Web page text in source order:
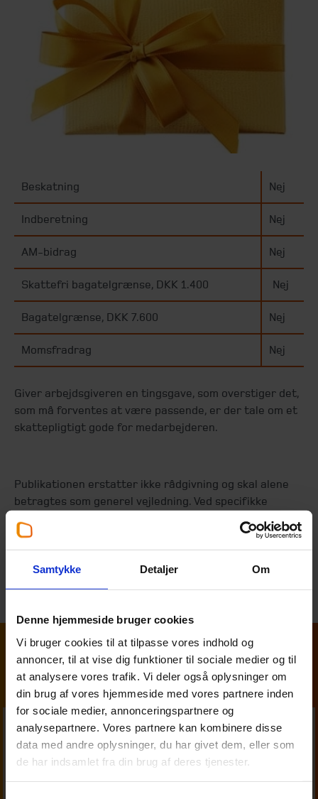
Samtykke Detaljer Om
Denne hjemmeside bruger cookies
Vi bruger cookies til at tilpasse vores indhold og
annoncer, til at vise dig funktioner til sociale medier og til
at analysere vores trafik. Vi deler også oplysninger om
din brug af vores hjemmeside med vores partnere inden
for sociale medier, annonceringspartnere og
analysepartnere. Vores partnere kan kombinere disse
data med andre oplysninger, du har givet dem, eller som
de har indsamlet fra din brug af deres tjenester.
Beskatning Nej
Indberetning Nej
AM-bidrag Nej
Skattefri bagatelgrænse, DKK 1.400 Nej
Bagatelgrænse, DKK 7.600 Nej
Momsfradrag Nej
Giver arbejdsgiveren en tingsgave, som overstiger det,
som må forventes at være passende, er der tale om et
skattepligtigt gode for medarbejderen.
Publikationen erstatter ikke rådgivning og skal alene
betragtes som generel vejledning. Ved specifikke
vores skatteafdeling
din daglige revisor.
Tilbage til oversigten
Kontakt os